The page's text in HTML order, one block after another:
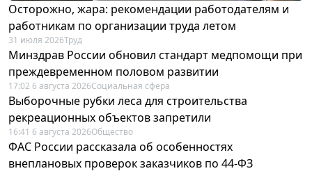
Осторожно, жара: рекомендации работодателям и
работникам по организации труда летом
31 июля 2026Труд
Минздрав России обновил стандарт медпомощи при
преждевременном половом развитии
17:02 6 августа 2026Социальная сфера
Выборочные рубки леса для строительства
рекреационных объектов запретили
16:41 6 августа 2026Общество
ФАС России рассказала об особенностях
внеплановых проверок заказчиков по 44-ФЗ